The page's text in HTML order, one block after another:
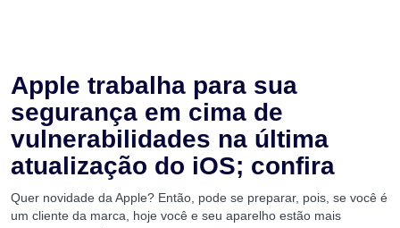
Apple trabalha para sua
segurança em cima de
vulnerabilidades na última
atualização do iOS; confira
Quer novidade da Apple? Então, pode se preparar, pois, se você é
um cliente da marca, hoje você e seu aparelho estão mais